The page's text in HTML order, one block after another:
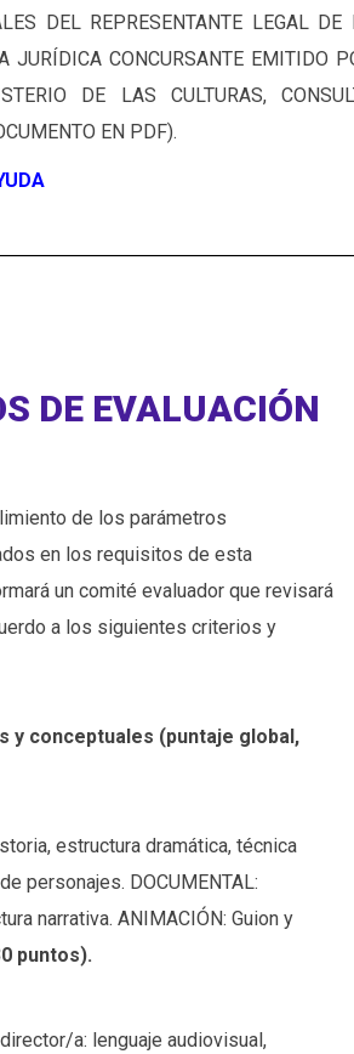
DEL REPRESENTANTE LEGAL DE
JURÍDICA CONCURSANTE EMITIDO
DE LAS CULTURAS,
EN PDF).
DE EVALUACIÓN
de los parámetros
en los requisitos de esta
un comité evaluador que revisará
a los siguientes criterios y
y conceptuales (puntaje global,
estructura dramática, técnica
personajes. DOCUMENTAL:
narrativa. ANIMACIÓN: Guion y
puntos).
a: lenguaje audiovisual,